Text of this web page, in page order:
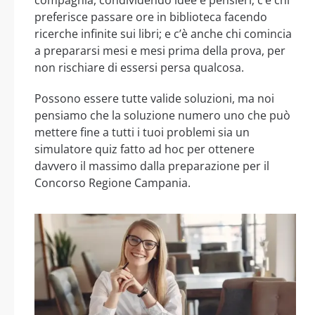
preferisce passare ore in biblioteca facendo
ricerche infinite sui libri; e c’è anche chi comincia
a prepararsi mesi e mesi prima della prova, per
non rischiare di essersi persa qualcosa.
Possono essere tutte valide soluzioni, ma noi
pensiamo che la soluzione numero uno che può
mettere fine a tutti i tuoi problemi sia un
simulatore quiz fatto ad hoc per ottenere
davvero il massimo dalla preparazione per il
Concorso Regione Campania.